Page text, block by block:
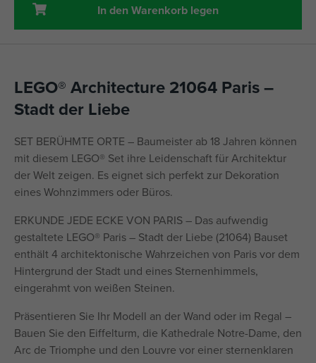
In den Warenkorb legen
LEGO® Architecture 21064 Paris –
Stadt der Liebe
SET BERÜHMTE ORTE – Baumeister ab 18 Jahren können
mit diesem LEGO® Set ihre Leidenschaft für Architektur
der Welt zeigen. Es eignet sich perfekt zur Dekoration
eines Wohnzimmers oder Büros.
ERKUNDE JEDE ECKE VON PARIS – Das aufwendig
gestaltete LEGO® Paris – Stadt der Liebe (21064) Bauset
enthält 4 architektonische Wahrzeichen von Paris vor dem
Hintergrund der Stadt und eines Sternenhimmels,
eingerahmt von weißen Steinen.
Präsentieren Sie Ihr Modell an der Wand oder im Regal –
Bauen Sie den Eiffelturm, die Kathedrale Notre-Dame, den
Arc de Triomphe und den Louvre vor einer sternenklaren